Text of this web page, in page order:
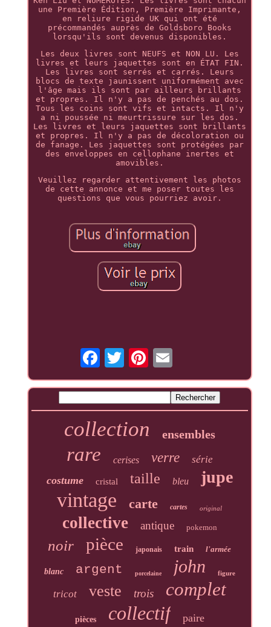
une Première Édition, Première Imprimante,
en reliure rigide UK qui ont été
précommandés auprès de Goldsboro Books
lorsqu'ils sont devenus disponibles.
Les deux livres sont NEUFS et NON LU. Les
livres et leurs jaquettes sont en ÉTAT FIN.
Les livres sont serrés et carrés. Leurs
blocs de texte jaunissent uniformément avec
l'âge mais ils sont par ailleurs brillants
et propres. Il n'y a pas de penchés au dos.
Tous les coins sont vifs et intacts. Il n'y
a ni poussée ni meurtrissure sur les dos.
Les livres et leurs jaquettes sont brillants
et propres. Il n'y a pas de décoloration ou
de fanage. Les jaquettes sont protégées par
des enveloppes en cellophane inertes et
amovibles.
Veuillez regarder attentivement les photos
de cette annonce et me poser toutes les
questions que vous pourriez avoir.
collection ensembles
rare cerises verre série
costume cristal taille bleu jupe
vintage carte cartes original
collective antique pokemon
noir pièce japonais train l'armée
blanc argent porcelaine john figure
tricot veste trois complet
pièces collectif paire